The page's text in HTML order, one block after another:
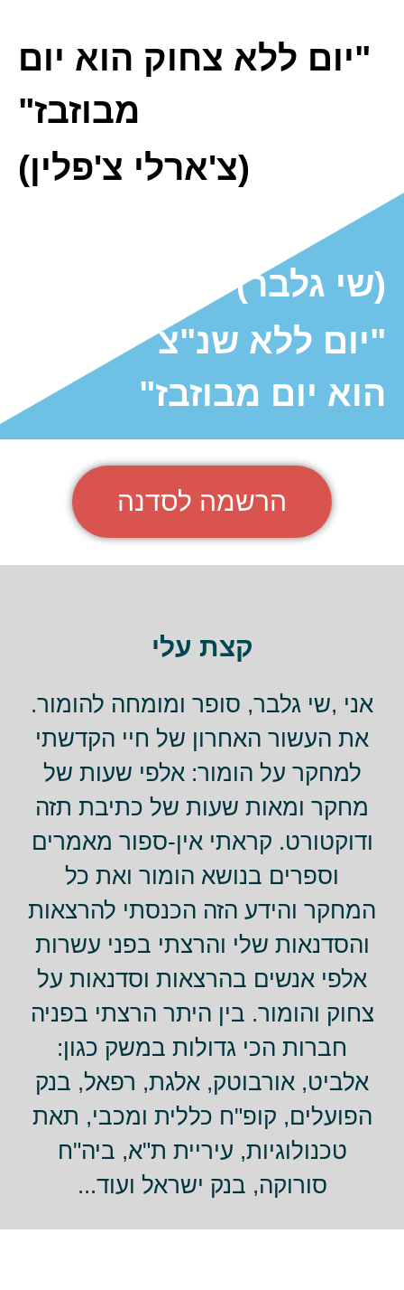
"יום ללא צחוק הוא יום
מבוזבז"
(צ'ארלי צ'פלין)
(שי גלבר)​
"יום ללא שנ"צ
הוא יום מבוזבז"
הרשמה לסדנה
קצת עלי
אני ,שי גלבר, סופר ומומחה להומור.
את העשור האחרון של חיי הקדשתי
למחקר על הומור: אלפי שעות של
מחקר ומאות שעות של כתיבת תזה
ודוקטורט. קראתי אין-ספור מאמרים
וספרים בנושא הומור ואת כל
המחקר והידע הזה הכנסתי להרצאות
והסדנאות שלי והרצתי בפני עשרות
אלפי אנשים בהרצאות וסדנאות על
צחוק והומור. בין היתר הרצתי בפניה
חברות הכי גדולות במשק כגון:
אלביט, אורבוטק, אלגת, רפאל, בנק
הפועלים, קופ"ח כללית ומכבי, תאת
טכנולוגיות, עיריית ת"א, ביה"ח
סורוקה, בנק ישראל ועוד...